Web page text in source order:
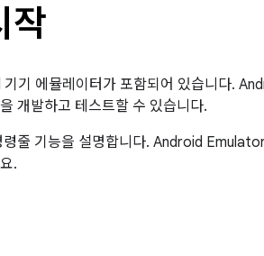
작
기 에뮬레이터가 포함되어 있습니다.
개발하고 테스트할 수 있습니다.
줄 기능을 설명합니다. Android
.